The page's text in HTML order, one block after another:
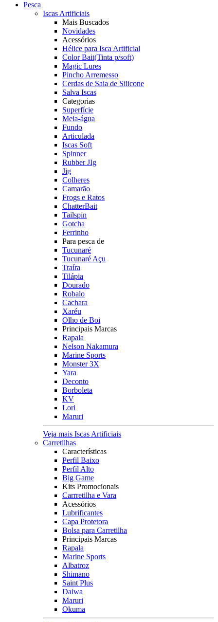
Pesca
Iscas Artificiais
Mais Buscados
Novidades
Acessórios
Hélice para Isca Artificial
Color Bait(Tinta p/soft)
Magic Lures
Pincho Arremesso
Cerdas de Saia de Silicone
Salva Iscas
Categorias
Superfície
Meia-água
Fundo
Articulada
Iscas Soft
Spinner
Rubber JIg
Jig
Colheres
Camarão
Frogs e Ratos
ChatterBait
Tailspin
Gotcha
Ferrinho
Para pesca de
Tucunaré
Tucunaré Açu
Traíra
Tilápia
Dourado
Robalo
Cachara
Xaréu
Olho de Boi
Principais Marcas
Rapala
Nelson Nakamura
Marine Sports
Monster 3X
Yara
Deconto
Borboleta
KV
Lori
Maruri
Veja mais Iscas Artificiais
Carretilhas
Características
Perfil Baixo
Perfil Alto
Big Game
Kits Promocionais
Carrretilha e Vara
Acessórios
Lubrificantes
Capa Protetora
Bolsa para Carretilha
Principais Marcas
Rapala
Marine Sports
Albatroz
Shimano
Saint Plus
Daiwa
Maruri
Okuma